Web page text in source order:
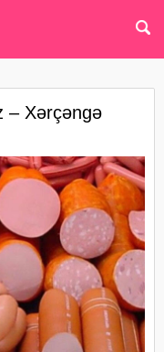
– Xərçəngə